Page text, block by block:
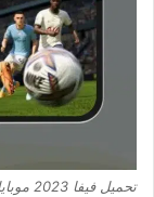
تحميل فيفا 2023 موبايل FIFA 23 Mobile Apk للاندرويد مجانا